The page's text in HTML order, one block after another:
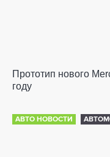
Прототип нового
году
АВТО НОВОСТИ